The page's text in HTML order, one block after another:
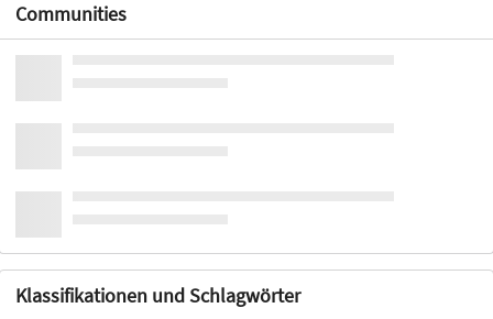
Communities
Klassifikationen und Schlagwörter